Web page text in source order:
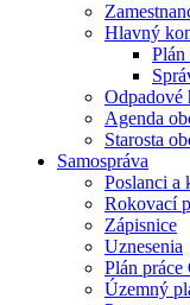
Hlavný
Plán
Odpadové
Agenda
Starosta
Samospráva
Poslanci a
Rokovací
Zápisnice
Uznesenia
Plán práce
Územný